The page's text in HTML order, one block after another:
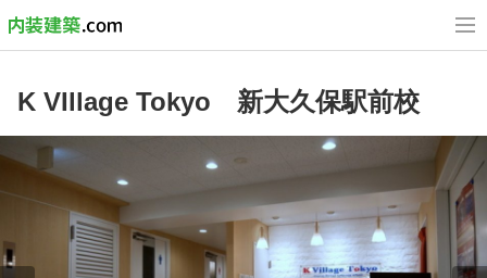
K VIllage Tokyo 新大久保駅前校